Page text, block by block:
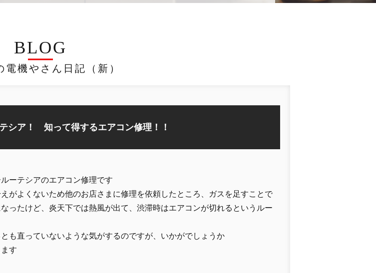
BLOG
電機やさん日記（新）
シア！ 知って得するエアコン修理！！
ーテシアのエアコン修理です
がよくないため他のお店さまに修理を依頼したところ、ガスを足すことで
ったけど、炎天下では熱風が出て、渋滞時はエアコンが切れるというルー
も直っていないような気がするのですが、いかがでしょうか
す